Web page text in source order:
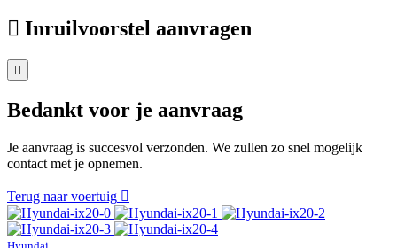
Inruilvoorstel aanvragen
Bedankt voor je aanvraag
Je aanvraag is succesvol verzonden. We zullen zo snel mogelijk
contact met je opnemen.
Terug naar voertuig